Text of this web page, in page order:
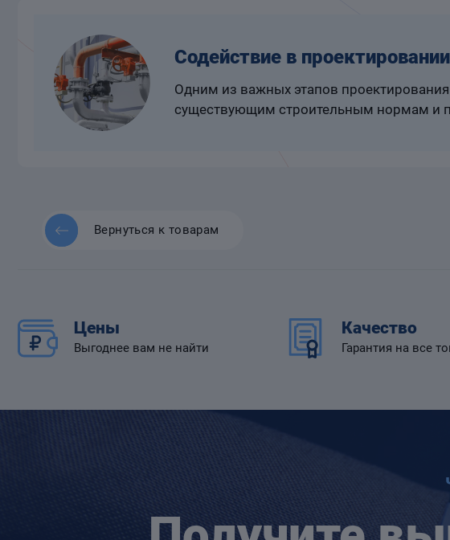
Содействие в проектировании
Одним из важных этапов
существующим строительным нормам и
Вернуться к товарам
Цены
Выгоднее вам не найти
Качество
Гарантия на все